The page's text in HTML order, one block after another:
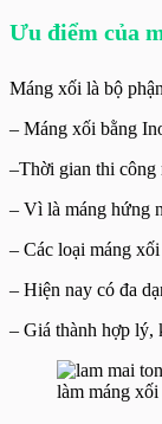
Ưu điểm của
Máng xối là bộ
– Máng xối bằng
–Thời gian thi công
– Vì là máng hứng
– Các loại máng
– Hiện nay có đa
– Giá thành hợp lý,
làm máng